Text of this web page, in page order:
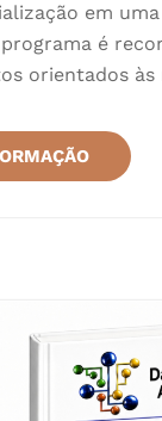
em
é
orientados